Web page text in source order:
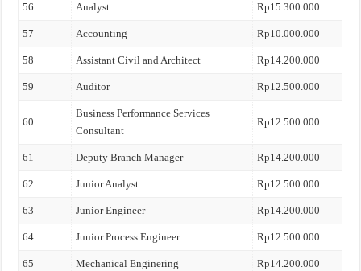
56 Analyst Rp15.300.000
57 Accounting Rp10.000.000
58 Assistant Civil and Architect Rp14.200.000
59 Auditor Rp12.500.000
60
Business Performance Services
Consultant
Rp12.500.000
61 Deputy Branch Manager Rp14.200.000
62 Junior Analyst Rp12.500.000
63 Junior Engineer Rp14.200.000
64 Junior Process Engineer Rp12.500.000
65 Mechanical Enginering Rp14.200.000